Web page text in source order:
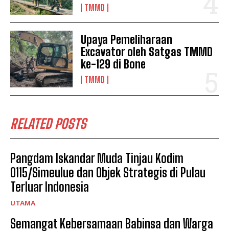
TMMD
Upaya Pemeliharaan
Excavator oleh Satgas TMMD
ke-129 di Bone
TMMD
RELATED POSTS
Pangdam Iskandar Muda Tinjau Kodim
0115/Simeulue dan Objek Strategis di Pulau
Terluar Indonesia
UTAMA
Semangat Kebersamaan Babinsa dan Warga